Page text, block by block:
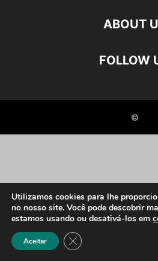
ABOUT
FOLLOW
©
Utilizamos cookies para lhe
no nosso site. Você pode descobrir
estamos usando ou desativá-los em
Aceitar Close GDPR Cookie